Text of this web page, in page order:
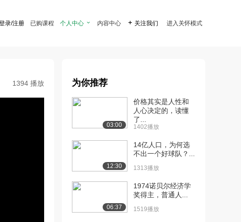
录/注册 已购课程 个人中心  内容中心  关注我们 进入关怀模式
1394 播放 为你推荐
03:00
价格其实是人性和
人心决定的，读懂
了...
1402播放
12:30
14亿人口，为何选
不出一个好球队？...
1313播放
06:37
1974诺贝尔经济学
奖得主，普通人...
1519播放